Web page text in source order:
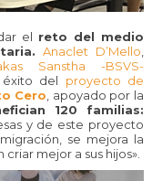
el reto del medio
Anaclet D’Mello,
Sanstha -BSVS-
éxito del proyecto de
Cero, apoyado por la
120 familias:
y de este proyecto
se mejora la
mejor a sus hijos».